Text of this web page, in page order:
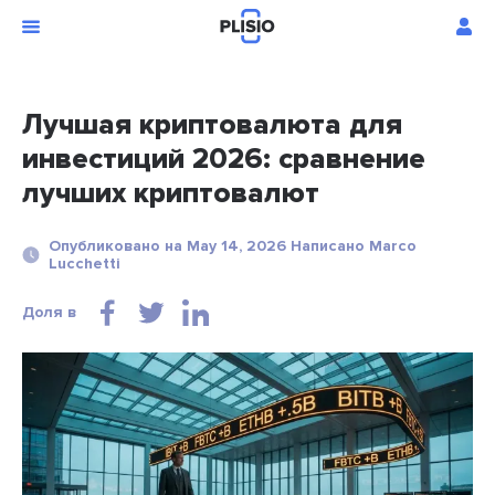
Лучшая криптовалюта для
инвестиций 2026: сравнение
лучших криптовалют
Опубликовано на May 14, 2026 Написано Marco
Lucchetti
Доля в